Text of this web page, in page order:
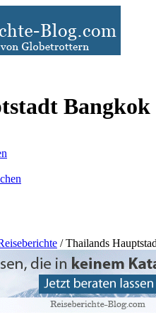
/ Thailands